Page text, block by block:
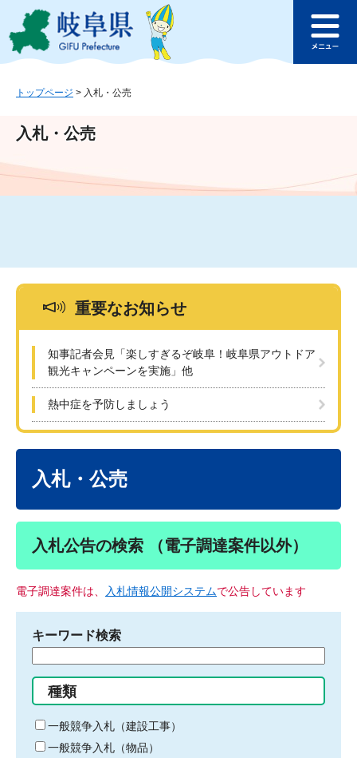
ジ
ュ
文
このページの本文へ
ュ
トップページ > 入札・公売
入札・公売
重要なお知らせ
知事記者会見「楽しすぎるぞ岐阜！岐阜県アウトドア
観光キャンペーンを実施」他
熱中症を予防しましょう
入札・公売
入札公告の検索 （電子調達案件以外）
電子調達案件は、 入札情報公開システムで公告しています
キーワード検索
る
キ
ー
種類
一般競争入札（建設工事）
一般競争入札（物品）